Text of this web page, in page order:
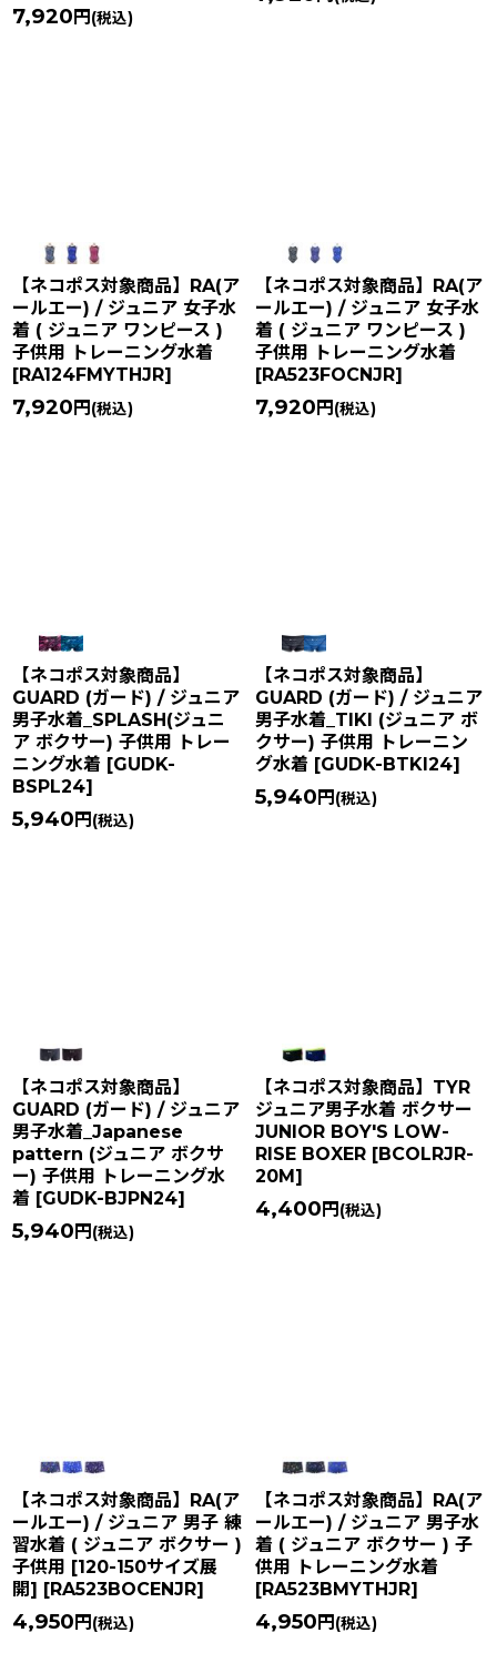
7,920 円 (税込)
【ネコポス対象商品】RA(ア
ールエー) / ジュニア 女子水
着 ( ジュニア ワンピース )
子供用 トレーニング水着
[RA124FMYTHJR]
7,920 円 (税込)
【ネコポス対象商品】RA(ア
ールエー) / ジュニア 女子水
着 ( ジュニア ワンピース )
子供用 トレーニング水着
[RA523FOCNJR]
7,920 円 (税込)
【ネコポス対象商品】
GUARD (ガード) / ジュニア
男子水着_SPLASH(ジュニ
ア ボクサー) 子供用 トレー
ニング水着 [GUDK-
BSPL24]
5,940 円 (税込)
【ネコポス対象商品】
GUARD (ガード) / ジュニア
男子水着_TIKI (ジュニア ボ
クサー) 子供用 トレーニン
グ水着 [GUDK-BTKI24]
5,940 円 (税込)
【ネコポス対象商品】
GUARD (ガード) / ジュニア
男子水着_Japanese
pattern (ジュニア ボクサ
ー) 子供用 トレーニング水
着 [GUDK-BJPN24]
5,940 円 (税込)
【ネコポス対象商品】TYR
ジュニア男子水着 ボクサー
JUNIOR BOY'S LOW-
RISE BOXER [BCOLRJR-
20M ]
4,400 円 (税込)
【ネコポス対象商品】RA(ア
ールエー) / ジュニア 男子 練
習水着 ( ジュニア ボクサー )
子供用 [120-150サイズ展
開] [RA523BOCENJR]
4,950 円 (税込)
【ネコポス対象商品】RA(ア
ールエー) / ジュニア 男子水
着 ( ジュニア ボクサー ) 子
供用 トレーニング水着
[RA523BMYTHJR]
4,950 円 (税込)